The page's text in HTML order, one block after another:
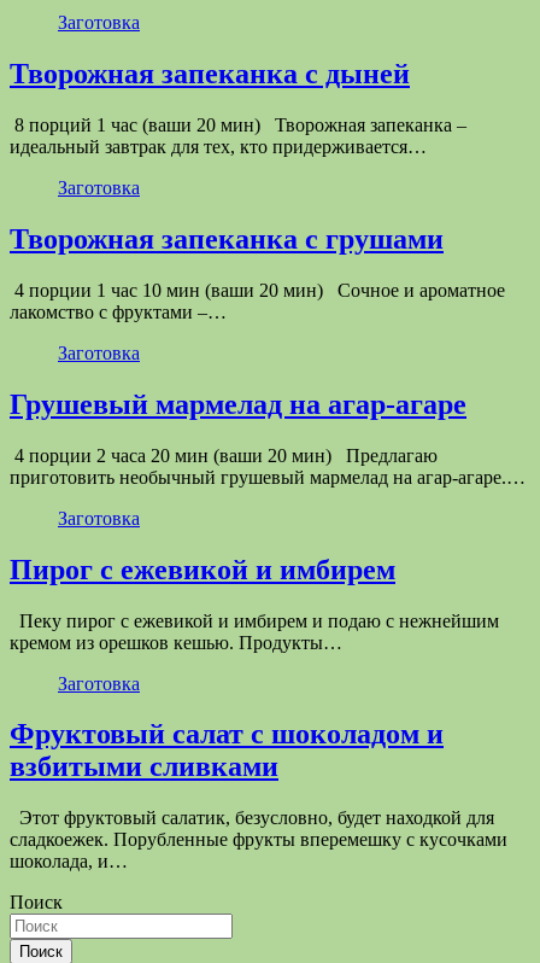
Заготовка
Творожная запеканка с дыней
8 порций 1 час (ваши 20 мин) Творожная запеканка –
идеальный завтрак для тех, кто придерживается…
Заготовка
Творожная запеканка с грушами
4 порции 1 час 10 мин (ваши 20 мин) Сочное и ароматное
лакомство с фруктами –…
Заготовка
Грушевый мармелад на агар-агаре
4 порции 2 часа 20 мин (ваши 20 мин) Предлагаю
приготовить необычный грушевый мармелад на агар-агаре.…
Заготовка
Пирог с ежевикой и имбирем
Пеку пирог с ежевикой и имбирем и подаю с нежнейшим
кремом из орешков кешью. Продукты…
Заготовка
Фруктовый салат с шоколадом и
взбитыми сливками
Этот фруктовый салатик, безусловно, будет находкой для
сладкоежек. Порубленные фрукты вперемешку с кусочками
шоколада, и…
Поиск
Поиск